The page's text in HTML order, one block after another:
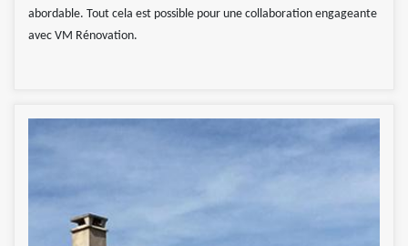
abordable. Tout cela est possible pour une collaboration engageante
avec VM Rénovation.